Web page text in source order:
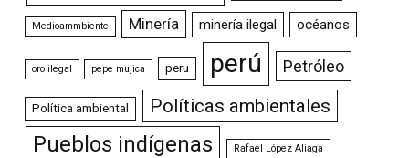
Medioammbiente Minería minería ilegal océanos
oro ilegal pepe mujica peru perú Petróleo
Política ambiental Políticas ambientales
Pueblos indígenas Rafael López Aliaga